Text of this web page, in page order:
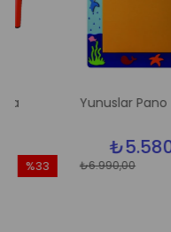
Yunuslar Pano
₺5.580,00
₺6.990,00